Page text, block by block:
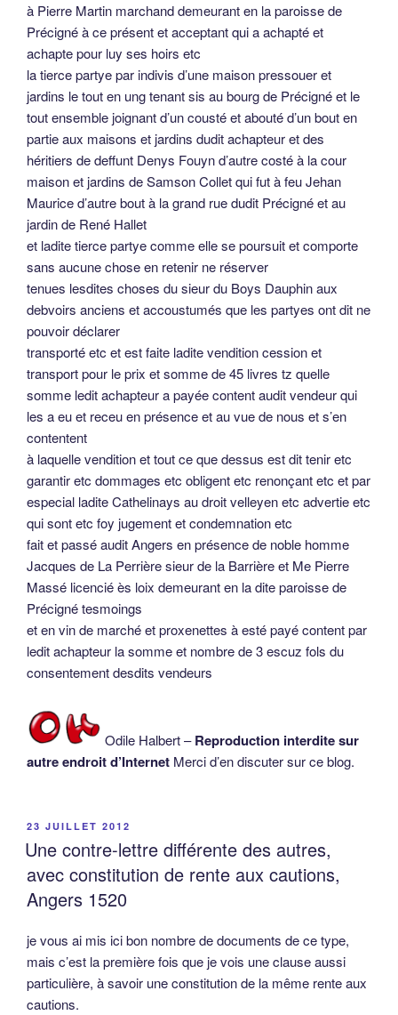
à Pierre Martin marchand demeurant en la paroisse de
Précigné à ce présent et acceptant qui a achapté et
achapte pour luy ses hoirs etc
la tierce partye par indivis d’une maison pressouer et
jardins le tout en ung tenant sis au bourg de Précigné et le
tout ensemble joignant d’un cousté et abouté d’un bout en
partie aux maisons et jardins dudit achapteur et des
héritiers de deffunt Denys Fouyn d’autre costé à la cour
maison et jardins de Samson Collet qui fut à feu Jehan
Maurice d’autre bout à la grand rue dudit Précigné et au
jardin de René Hallet
et ladite tierce partye comme elle se poursuit et comporte
sans aucune chose en retenir ne réserver
tenues lesdites choses du sieur du Boys Dauphin aux
debvoirs anciens et accoustumés que les partyes ont dit ne
pouvoir déclarer
transporté etc et est faite ladite vendition cession et
transport pour le prix et somme de 45 livres tz quelle
somme ledit achapteur a payée content audit vendeur qui
les a eu et receu en présence et au vue de nous et s’en
contentent
à laquelle vendition et tout ce que dessus est dit tenir etc
garantir etc dommages etc obligent etc renonçant etc et par
especial ladite Cathelinays au droit velleyen etc advertie etc
qui sont etc foy jugement et condemnation etc
fait et passé audit Angers en présence de noble homme
Jacques de La Perrière sieur de la Barrière et Me Pierre
Massé licencié ès loix demeurant en la dite paroisse de
Précigné tesmoings
et en vin de marché et proxenettes à esté payé content par
ledit achapteur la somme et nombre de 3 escuz fols du
consentement desdits vendeurs
Odile Halbert –Reproduction interdite sur
autre endroit d’Internet Merci d’en discuter sur ce blog.
PUBLIÉ
LE
23 JUILLET 2012
Une contre-lettre différente des autres,
avec constitution de rente aux cautions,
Angers 1520
je vous ai mis ici bon nombre de documents de ce type,
mais c’est la première fois que je vois une clause aussi
particulière, à savoir une constitution de la même rente aux
cautions.